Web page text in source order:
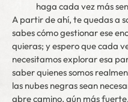
haga cada vez más
A partir de ahí, te quedas a
sabes cómo gestionar ese
quieras; y espero que cada
necesitamos explorar esa
saber quienes somos
las nubes negras sean
abre camino, aún más